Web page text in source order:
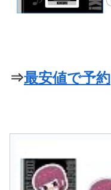
⇒最安値で予約